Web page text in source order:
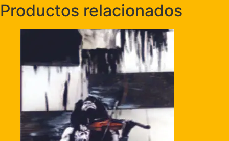
Productos relacionados